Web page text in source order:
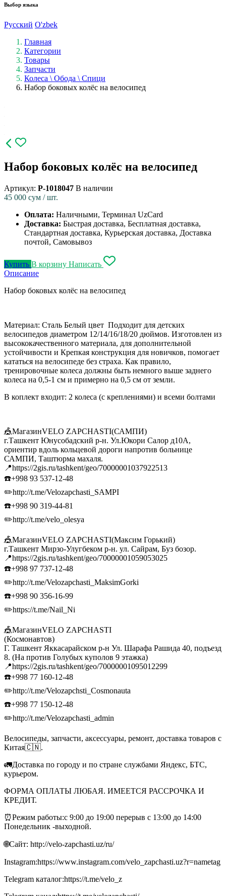
Выбор языка
Русский O'zbek
Главная
Категории
Товары
Запчасти
Колеса \ Обода \ Спици
Набор боковых колёс на велосипед
Набор боковых колёс на велосипед
Артикул: P-1018047 В наличии
45 000 сум / шт.
Оплата: Наличными, Терминал UzCard
Доставка: Быстрая доставка, Бесплатная доставка,
Стандартная доставка, Курьерская доставка, Доставка
почтой, Самовывоз
Купить В корзину Написать
Описание
Набор боковых колёс на велосипед
Материал: Сталь Белый цвет Подходит для детских
велосипедов диаметром 12/14/16/18/20 дюймов. Изготовлен из
высококачественного материала, для дополнительной
устойчивости и Крепкая конструкция для новичков, помогает
кататься на велосипеде без страха. Как правило,
тренировочные колеса должны быть немного выше заднего
колеса на 0,5-1 см и примерно на 0,5 см от земли.
В коплект входит: 2 колеса (с креплениями) и всеми болтами
🎪МагазинVELO ZAPCHASTI(САМПИ)
г.Ташкент Юнусобадский р-н. Ул.Юкори Салор д10А,
ориентир вдоль кольцевой дороги напротив больнице
САМПИ, Таштюрма махаля.
📍https://2gis.ru/tashkent/geo/70000001037922513
☎️+998 93 537-12-48
✏️http://t.me/Velozapchasti_SAMPI
☎️+998 90 319-44-81
✏️http://t.me/velo_olesya
🎪МагазинVELO ZAPCHASTI(Максим Горький)
г.Ташкент Мирзо-Улугбеком р-н. ул. Сайрам, Буз бозор.
📍https://2gis.ru/tashkent/geo/70000001059053025
☎️+998 97 737-12-48
✏️http://t.me/Velozapchasti_MaksimGorki
☎️+998 90 356-16-99
✏️https://t.me/Nail_Ni
🎪МагазинVELO ZAPCHASTI
(Космонавтов)
Г. Ташкент Яккасарайском р-н Ул. Шарафа Рашида 40, подъезд
8. (На против Голубых куполов 9 этажка)
📍https://2gis.ru/tashkent/geo/70000001095012299
☎️+998 77 160-12-48
✏️http://t.me/Velozapchsti_Cosmonauta
☎️+998 77 150-12-48
✏️http://t.me/Velozapchasti_admin
Велосипеды, запчасти, аксессуары, ремонт, доставка товаров с
Китая🇨🇳.
🚛Доставка по городу и по стране службами Яндекс, БТС,
курьером.
ФОРМА ОПЛАТЫ ЛЮБАЯ. ИМЕЕТСЯ РАССРОЧКА И
КРЕДИТ.
⏰Режим работы:с 9:00 до 19:00 перерыв с 13:00 до 14:00
Понедельник -выходной.
🌐Сайт: http://velo-zapchasti.uz/ru/
Instagram:https://www.instagram.com/velo_zapchasti.uz?r=nametag
Telegram каталог:https://t.me/velo_z